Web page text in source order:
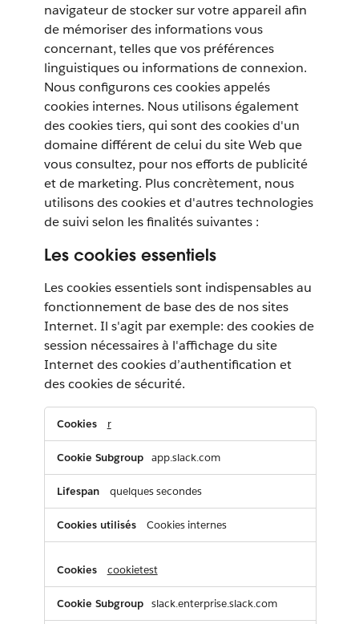
navigateur de stocker sur votre appareil afin
de mémoriser des informations vous
concernant, telles que vos préférences
linguistiques ou informations de connexion.
Nous configurons ces cookies appelés
cookies internes. Nous utilisons également
des cookies tiers, qui sont des cookies d'un
domaine différent de celui du site Web que
vous consultez, pour nos efforts de publicité
et de marketing. Plus concrètement, nous
utilisons des cookies et d'autres technologies
de suivi selon les finalités suivantes :
Les cookies essentiels
Les cookies essentiels sont indispensables au
fonctionnement de base des de nos sites
Internet. Il s'agit par exemple: des cookies de
session nécessaires à l'affichage du site
Internet des cookies d’authentification et
des cookies de sécurité.
Les
cookies
essentiels
r
app.slack.com
quelques secondes
Cookies internes
cookietest
slack.enterprise.slack.com